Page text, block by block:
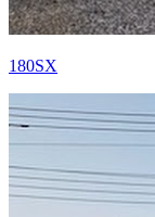
180SX